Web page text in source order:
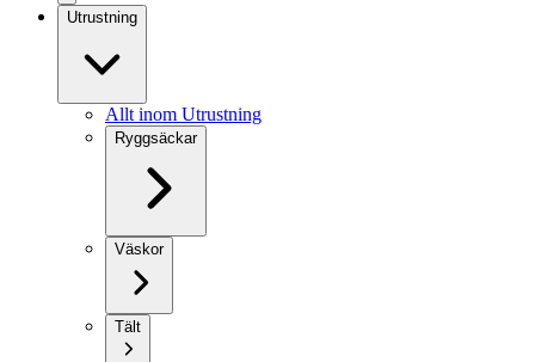
Utrustning
Allt inom Utrustning
Ryggsäckar
Väskor
Tält